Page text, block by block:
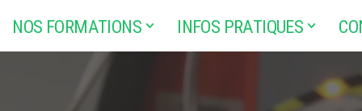
NOS FORMATIONS INFOS PRATIQUES